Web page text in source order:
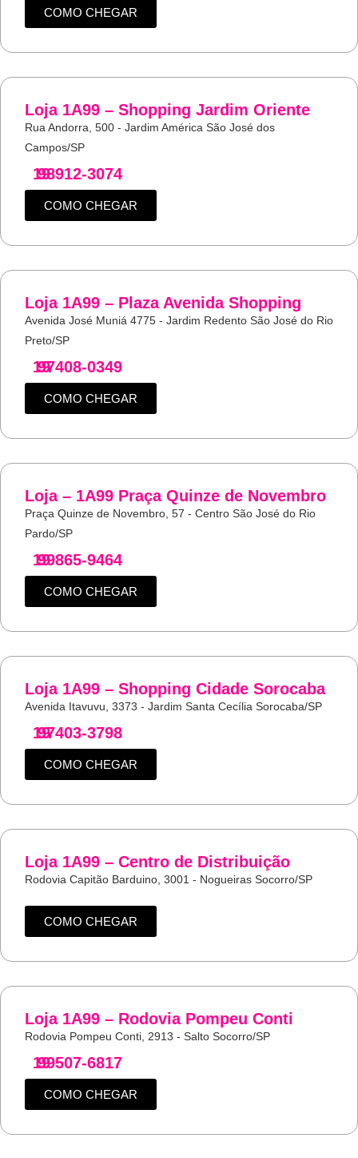
COMO CHEGAR
Loja 1A99 – Shopping Jardim Oriente
Rua Andorra, 500 - Jardim América São José dos
Campos/SP
19
98912-3074
COMO CHEGAR
Loja 1A99 – Plaza Avenida Shopping
Avenida José Muniá 4775 - Jardim Redento São José do Rio
Preto/SP
19
97408-0349
COMO CHEGAR
Loja – 1A99 Praça Quinze de Novembro
Praça Quinze de Novembro, 57 - Centro São José do Rio
Pardo/SP
19
99865-9464
COMO CHEGAR
Loja 1A99 – Shopping Cidade Sorocaba
Avenida Itavuvu, 3373 - Jardim Santa Cecília Sorocaba/SP
19
97403-3798
COMO CHEGAR
Loja 1A99 – Centro de Distribuição
Rodovia Capitão Barduino, 3001 - Nogueiras Socorro/SP
COMO CHEGAR
Loja 1A99 – Rodovia Pompeu Conti
Rodovia Pompeu Conti, 2913 - Salto Socorro/SP
19
99507-6817
COMO CHEGAR